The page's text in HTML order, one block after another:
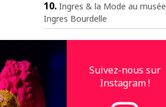
Ingres & la Mode au musée
Ingres Bourdelle
Suivez-nous sur
Instagram !